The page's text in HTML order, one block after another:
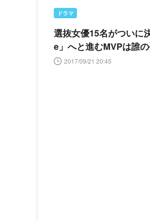
ドラマ
選抜女優15名がついに
e」へと進むMVPは誰
2017/09/21 20:45